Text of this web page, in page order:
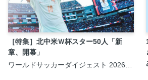
［特集］北中米Ｗ杯スター50人「新
章、開幕」
ワールドサッカーダイジェスト 2026年